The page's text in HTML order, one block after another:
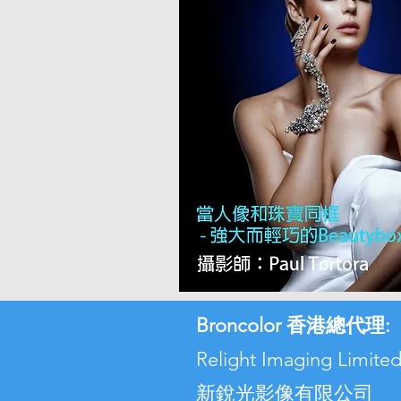
Broncolor 香港總代理:
Relight Imaging
新銳光影像有限公司